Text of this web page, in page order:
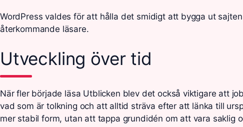
WordPress valdes för att hålla det smidigt att bygga ut
återkommande läsare.
Utveckling över tid
När fler började läsa Utblicken blev det också viktigare att
vad som är tolkning och att alltid sträva efter att länka till
mer stabil form, utan att tappa grundidén om att vara saklig